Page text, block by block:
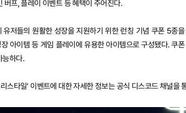
버프, 플레이 이벤트 등 혜택이 주어진다.
유저들의 원활한 성장을 지원하기 위한 런칭 기념 쿠폰 5종
아이템 등 게임 플레이에 유용한 아이템으로 구성됐다. 쿠
능하다.
스타일’ 이벤트에 대한 자세한 정보는 공식 디스코드 채널을